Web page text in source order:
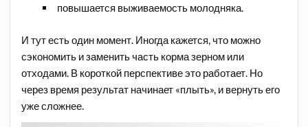
повышается выживаемость молодняка.
И тут есть один момент. Иногда кажется, что можно
сэкономить и заменить часть корма зерном или
отходами. В короткой перспективе это работает. Но
через время результат начинает «плыть», и вернуть его
уже сложнее.